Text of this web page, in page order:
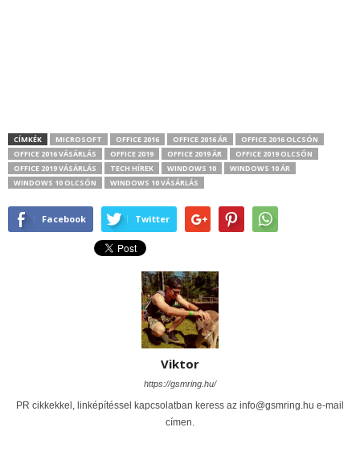
CÍMKÉK MICROSOFT OFFICE 2016 OFFICE 2016 ÁR
OFFICE 2016 OLCSÓN
OFFICE 2016 VÁSÁRLÁS
OFFICE 2019 OFFICE 2019 ÁR
OFFICE 2019 OLCSÓN
OFFICE 2019 VÁSÁRLÁS
TECH HÍREK WINDOWS 10
WINDOWS 10 ÁR
WINDOWS 10 OLCSÓN
WINDOWS 10 VÁSÁRLÁS
Facebook Twitter
Viktor
https://gsmring.hu/
PR cikkekkel, linképítéssel kapcsolatban keress az info@gsmring.hu e-mail
címen.